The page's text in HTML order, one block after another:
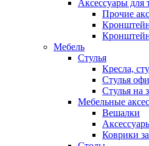
Аксессуары для
Прочие
Мебель
Стулья
Кресла,
Стулья
Стулья на
Мебельные
Вешалки
Коврики